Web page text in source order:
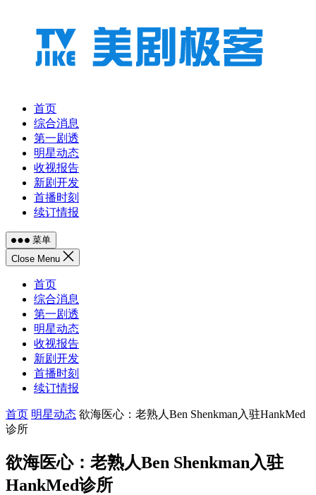
首页
综合消息
第一剧透
明星动态
收视报告
新剧开发
首播时刻
续订情报
菜单
Close Menu
首页
综合消息
第一剧透
明星动态
收视报告
新剧开发
首播时刻
续订情报
首页 明星动态 欲海医心：老熟人Ben Shenkman入驻HankMed
诊所
欲海医心：老熟人Ben Shenkman入驻
HankMed诊所